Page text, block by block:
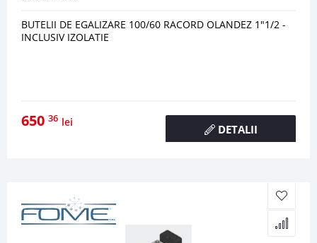
BUTELII DE EGALIZARE 100/60 RACORD OLANDEZ 1"1/2 -
INCLUSIV IZOLATIE
650 36 lei
DETALII